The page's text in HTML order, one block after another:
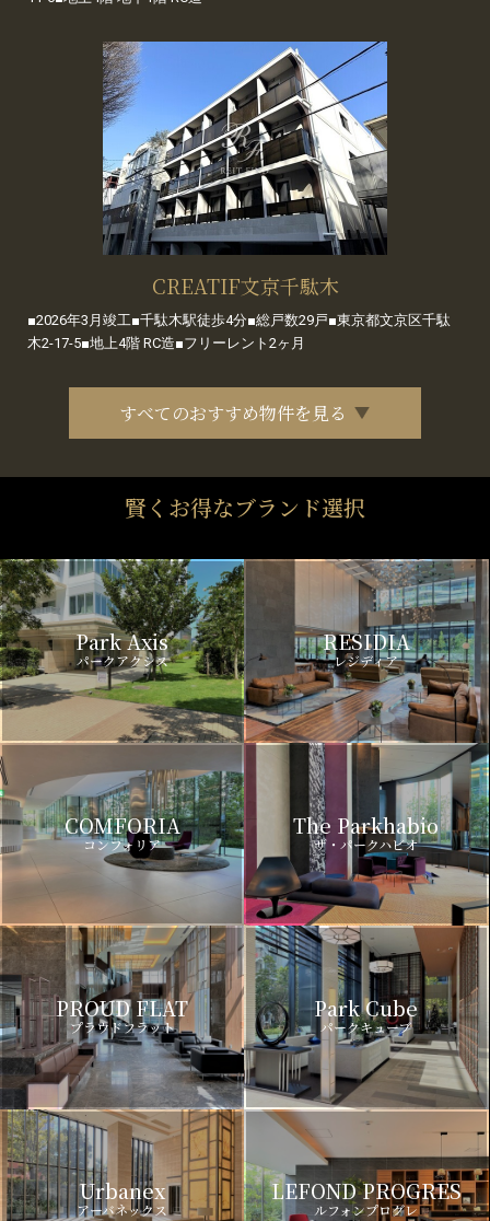
CREATIF文京千駄木
■2026年3月竣工■千駄木駅徒歩4分■総戸数29戸■東京都文京区千駄
木2-17-5■地上4階 RC造■フリーレント2ヶ月
すべてのおすすめ物件を見る
賢くお得なブランド選択
Park Axis
パークアクシス
RESIDIA
レジディア
COMFORIA
コンフォリア
The Parkhabio
ザ・パークハビオ
PROUD FLAT
プラウドフラット
Park Cube
パークキューブ
Urbanex
アーバネックス
LEFOND PROGRES
ルフォンプログレ